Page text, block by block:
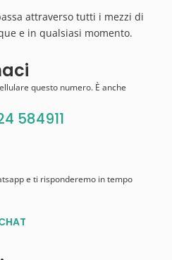
attraverso tutti i mezzi di
e in qualsiasi momento.
questo numero. È anche
584911
e ti risponderemo in tempo